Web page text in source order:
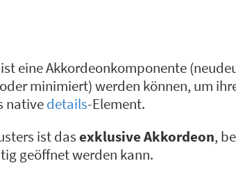
eine Akkordeonkomponente
minimiert) werden können, um
nativedetails-Element.
ist dasexklusive Akkordeon,
geöffnet werden kann.